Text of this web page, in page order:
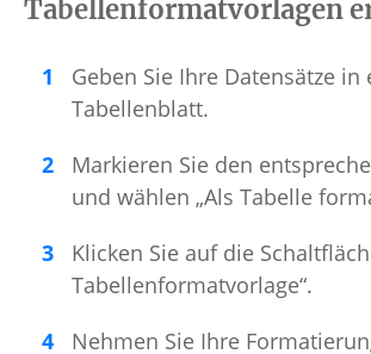
Tabellenformatvorlagen
Geben Sie Ihre Datensätze in
Tabellenblatt.
Markieren Sie den
und wählen „Als Tabelle
Klicken Sie auf die
Tabellenformatvorlage“.
Nehmen Sie Ihre